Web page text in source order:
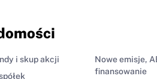
i skup akcji
Nowe emisje,
finansowanie